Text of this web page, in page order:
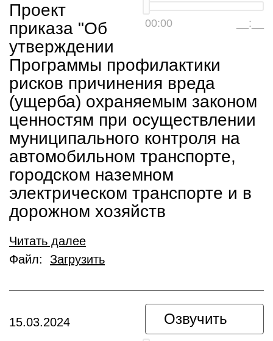
00:00 __:__
Проект
приказа "Об
утверждении
Программы профилактики
рисков причинения вреда
(ущерба) охраняемым законом
ценностям при осуществлении
муниципального контроля на
автомобильном транспорте,
городском наземном
электрическом транспорте и в
дорожном хозяйств
Читать далее
Файл: Загрузить
Озвучить
15.03.2024